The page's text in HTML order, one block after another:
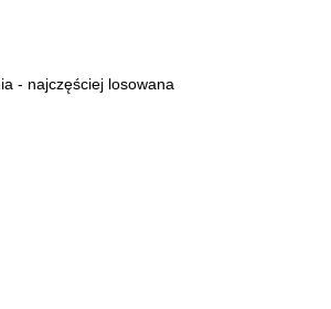
- najczęściej losowana